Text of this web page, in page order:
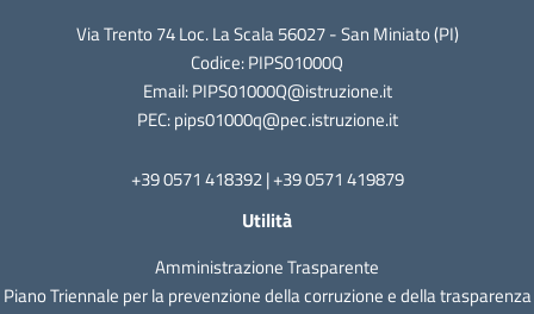
Via Trento 74 Loc. La Scala 56027 - San Miniato (PI)
Codice: PIPS01000Q
Email: PIPS01000Q@istruzione.it
PEC: pips01000q@pec.istruzione.it
+39 0571 418392 | +39 0571 419879
Utilità
Amministrazione Trasparente
Piano Triennale per la prevenzione della corruzione e della trasparenza